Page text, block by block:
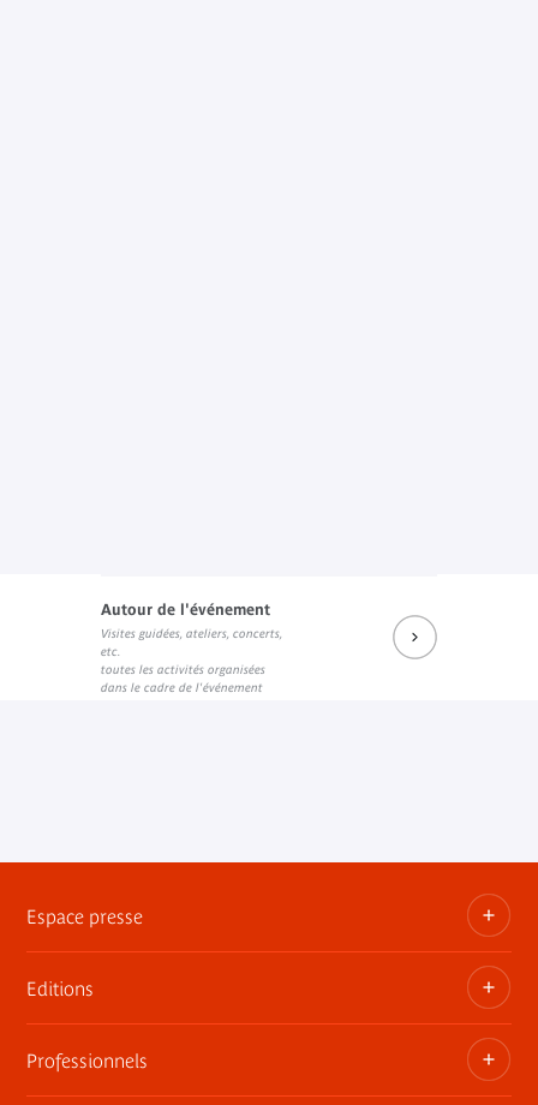
Autour de l'événement
Visites guidées, ateliers, concerts,
etc.
toutes les activités organisées
dans le cadre de l'événement
Espace presse
Dossiers, communiqués, bandes annonces
Contact presse
Editions
Les publications du musée
Professionnels